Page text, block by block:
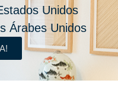
Unidos
Árabes Unidos